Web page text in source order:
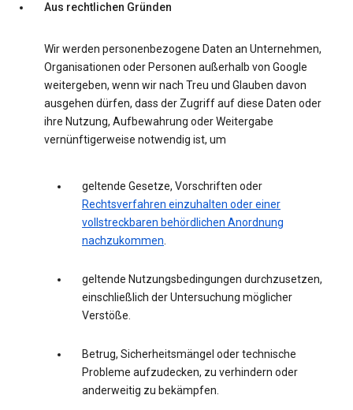
Aus rechtlichen Gründen
Wir werden personenbezogene Daten an Unternehmen,
Organisationen oder Personen außerhalb von Google
weitergeben, wenn wir nach Treu und Glauben davon
ausgehen dürfen, dass der Zugriff auf diese Daten oder
ihre Nutzung, Aufbewahrung oder Weitergabe
vernünftigerweise notwendig ist, um
geltende Gesetze, Vorschriften oder
Rechtsverfahren einzuhalten oder einer
vollstreckbaren behördlichen Anordnung
nachzukommen.
geltende Nutzungsbedingungen durchzusetzen,
einschließlich der Untersuchung möglicher
Verstöße.
Betrug, Sicherheitsmängel oder technische
Probleme aufzudecken, zu verhindern oder
anderweitig zu bekämpfen.